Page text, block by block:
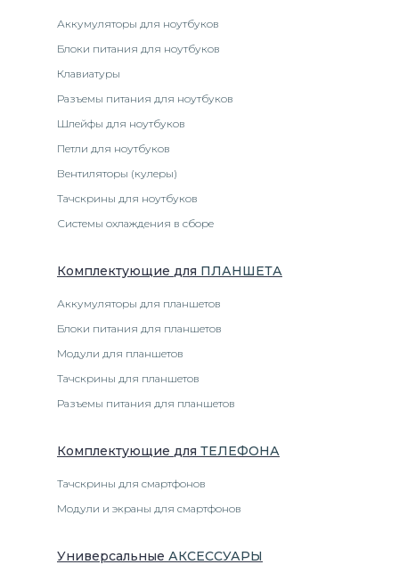
Аккумуляторы для ноутбуков
Блоки питания для ноутбуков
Клавиатуры
Разъемы питания для ноутбуков
Шлейфы для ноутбуков
Петли для ноутбуков
Вентиляторы (кулеры)
Тачскрины для ноутбуков
Системы охлаждения в сборе
Комплектующие для ПЛАНШЕТА
Аккумуляторы для планшетов
Блоки питания для планшетов
Модули для планшетов
Тачскрины для планшетов
Разъемы питания для планшетов
Комплектующие для ТЕЛЕФОНА
Тачскрины для смартфонов
Модули и экраны для смартфонов
Универсальные АКСЕССУАРЫ